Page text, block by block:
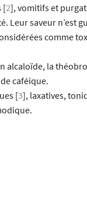
[2], vomitifs et
Leur saveur n’est
comme
alcaloïde, la
caféique.
[3], laxatives,